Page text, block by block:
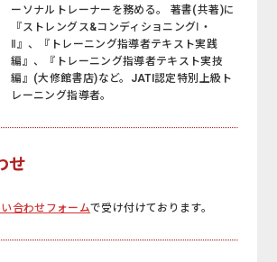
ーソナルトレーナーを務める。 著書(共著)に
『ストレングス&コンディショニングⅠ・
Ⅱ』、『トレーニング指導者テキスト実践
編』、『トレーニング指導者テキスト実技
編』(大修館書店)など。JATI認定特別上級ト
レーニング指導者。
せ
い合わせフォームで受け付けております。